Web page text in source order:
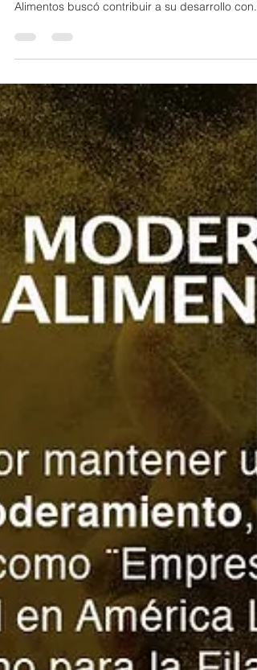
a las panaderías del país para
su retorno a las actividades
económicas
En un esfuerzo por fomentar la reactivación
económica de sus clientes panaderos, Moderna
Alimentos buscó contribuir a su desarrollo con...